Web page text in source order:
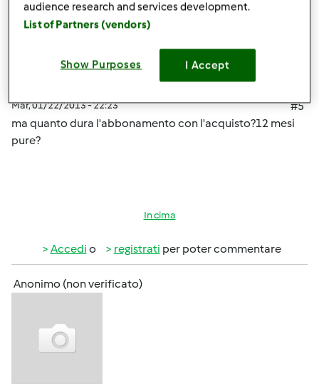
Mar, 01/22/2013 - 22:23
#5
ma quanto dura l'abbonamento con l'acquisto?12 mesi
pure?
In cima
Accedi o registrati per poter commentare
Anonimo (non verificato)
audience research and services development.
List of Partners (vendors)
Show Purposes I Accept